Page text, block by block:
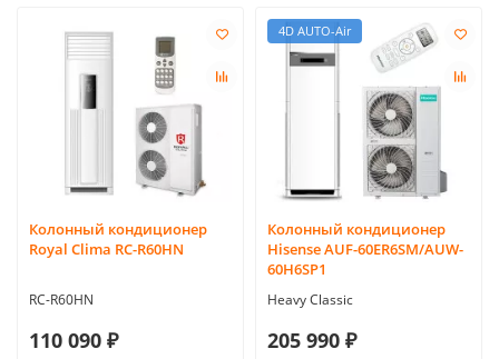
Колонный кондиционер
Royal Clima RC-R60HN
RC-R60HN
110 090 ₽
4D AUTO-Air
Колонный кондиционер
Hisense AUF-60ER6SM/AUW-
60H6SP1
Heavy Classic
205 990 ₽